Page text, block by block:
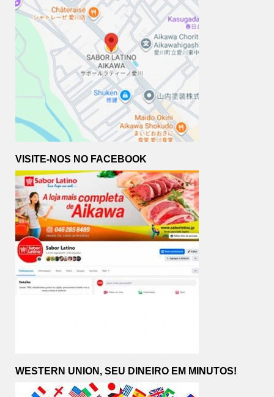
VISITE-NOS NO FACEBOOK
WESTERN UNION, SEU DINEIRO EM MINUTOS!